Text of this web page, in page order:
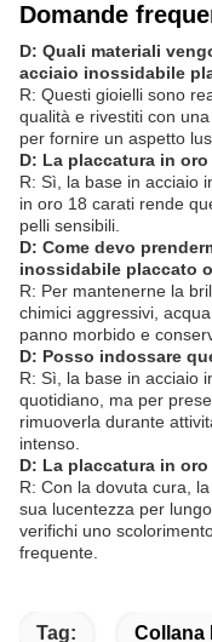
Domande
D: Quali materiali
acciaio inossidabile
R: Questi gioielli sono
qualità e rivestiti con
per fornire un aspetto
D: La placcatura in
R: Sì, la base in acciaio
in oro 18 carati rende
pelli sensibili.
D: Come devo
inossidabile placcato
R: Per mantenerne la
chimici aggressivi,
panno morbido e
D: Posso indossare
R: Sì, la base in acciaio
quotidiano, ma per
rimuoverla durante
intenso.
D: La placcatura in
R: Con la dovuta cura,
sua lucentezza per
verifichi uno
frequente.
Tag: Collana